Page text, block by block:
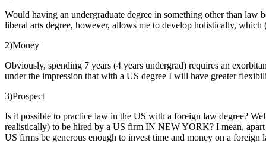
Would having an undergraduate degree in something other than
liberal arts degree, however, allows me to develop holistically,
2)Money
Obviously, spending 7 years (4 years undergrad) requires an
under the impression that with a US degree I will have greater
3)Prospect
Is it possible to practice law in the US with a foreign law degree?
realistically) to be hired by a US firm IN NEW YORK? I mean,
US firms be generous enough to invest time and money on a foreign